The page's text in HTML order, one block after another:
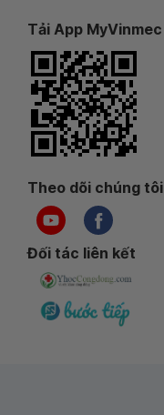
Tải App MyVinmec
Theo dõi chúng tôi
Đối tác liên kết